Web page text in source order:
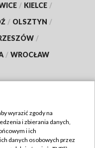
/ KIELCE /
/ OLSZTYN /
/
/ WROCŁAW
wyrazić zgody na
i zbierania danych,
i ich
danych osobowych przez